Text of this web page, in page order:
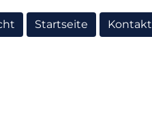
Startseite Kontakt